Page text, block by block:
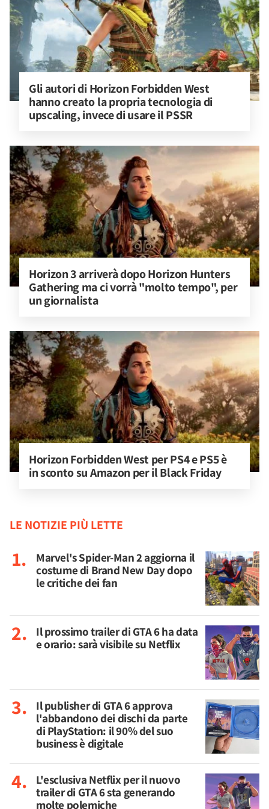
Gli autori di Horizon Forbidden West
hanno creato la propria tecnologia di
upscaling, invece di usare il PSSR
Horizon 3 arriverà dopo Horizon Hunters
Gathering ma ci vorrà "molto tempo", per
un giornalista
Horizon Forbidden West per PS4 e PS5 è
in sconto su Amazon per il Black Friday
LE NOTIZIE PIÙ LETTE
Marvel's Spider-Man 2 aggiorna il
costume di Brand New Day dopo
le critiche dei fan
Il prossimo trailer di GTA 6 ha data
e orario: sarà visibile su Netflix
Il publisher di GTA 6 approva
l'abbandono dei dischi da parte
di PlayStation: il 90% del suo
business è digitale
L'esclusiva Netflix per il nuovo
trailer di GTA 6 sta generando
molte polemiche